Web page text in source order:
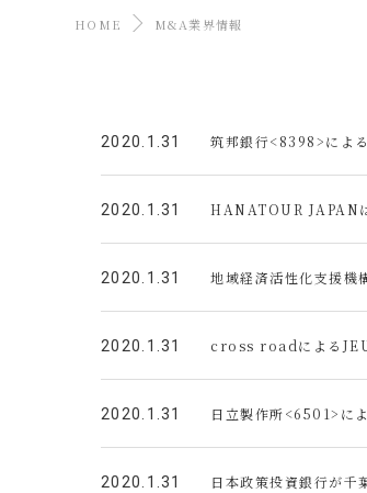
HOME M&A業界情報
2020.1.31 筑邦銀行<8398>によ
2020.1.31 HANATOUR JAPAN
2020.1.31 地域経済活性化支援機
2020.1.31 cross roadによる
2020.1.31 日立製作所<6501>に
2020.1.31 日本政策投資銀行が千